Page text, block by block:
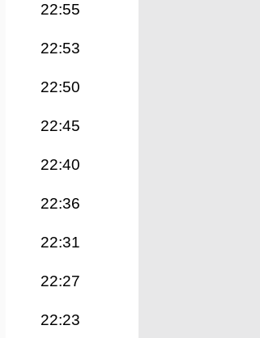
22:55
22:53
22:50
22:45
22:40
22:36
22:31
22:27
22:23